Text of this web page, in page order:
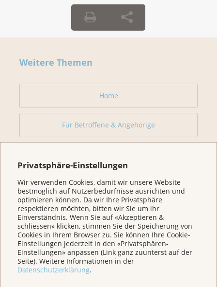
Privatsphäre-Einstellungen
Wir verwenden Cookies, damit wir unsere Website
bestmöglich auf Nutzerbedürfnisse ausrichten und
optimieren können. Da wir Ihre Privatsphäre
respektieren möchten, bitten wir Sie um ihr
Einverständnis. Wenn Sie auf «Akzeptieren &
schliessen» klicken, stimmen Sie der Speicherung von
Cookies in Ihrem Browser zu. Sie können Ihre Cookie-
Einstellungen jederzeit in den «Privatsphären-
Einstellungen» anpassen (Link ganz zuunterst auf der
Seite). Weitere Informationen in der
Datenschutzerklärung.
Weitere Themen
Home
Für Betroffene & Angehörige
Veranstaltungen/ Podcasts/Links
Für Medien
Über uns